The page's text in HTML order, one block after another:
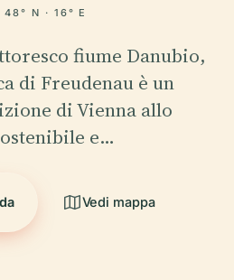
48° N · 16° E
fiume Danubio,
di Freudenau è un
di Vienna allo
e…
Vedi mappa